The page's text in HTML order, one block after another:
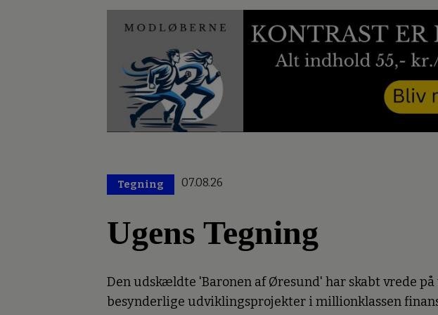
Tegning 07.08.26
Ugens Tegning
Den udskældte 'Baronen af Øresund' har skabt vrede
besynderlige udviklingsprojekter i millionklassen